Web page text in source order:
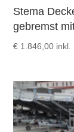
Stema
gebremst
€ 1.846,00 inkl.